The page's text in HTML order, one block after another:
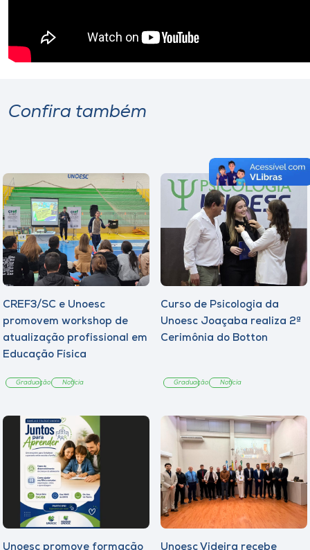
Confira também
CREF3/SC e Unoesc
promovem workshop de
atualização profissional em
Educação Física
Graduação Notícia
Curso de Psicologia da
Unoesc Joaçaba realiza 2ª
Cerimônia do Botton
Graduação Notícia
Unoesc promove formação Unoesc Videira recebe